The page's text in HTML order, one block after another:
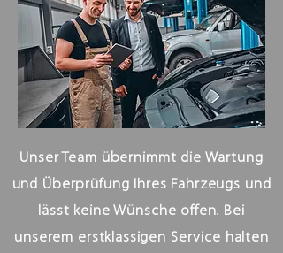
Unser Team übernimmt die Wartung
und Überprüfung Ihres Fahrzeugs und
lässt keine Wünsche offen. Bei
unserem erstklassigen Service halten